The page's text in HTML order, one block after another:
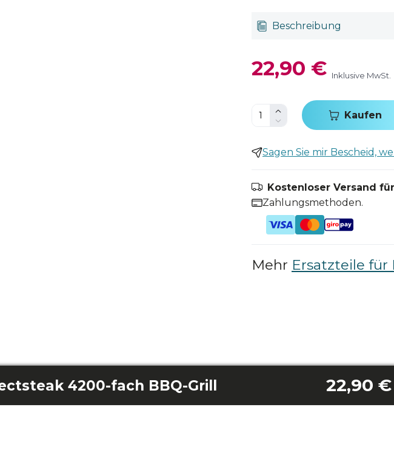
Beschreibung
22,90 € Inklusive MwSt.
Kaufen
Sagen Sie mir Bescheid,
Kostenloser Versand
Zahlungsmethoden.
Mehr Ersatzteile
4200-fach BBQ-Grill 22,90 €